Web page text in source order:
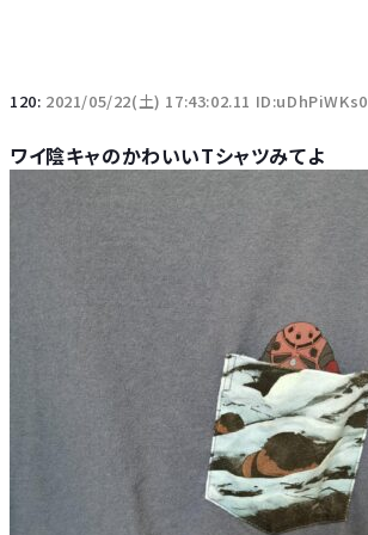
120: 2021/05/22(土) 17:43:02.11 ID:uDhPiWKs0
ワイ陰キャのかわいいTシャツみてよ